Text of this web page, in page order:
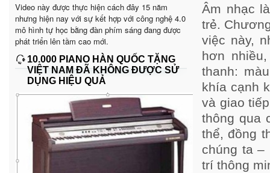
Video này được thực hiện cách đây 15 năm
nhưng hiện nay với sự kết hợp với công nghệ 4.0
mô hình tự học bằng đàn phím sáng đang được
phát triển lên tầm cao mới.
10.000 PIANO HÀN QUỐC TẶNG
VIỆT NAM ĐÃ KHÔNG ĐƯỢC SỬ
DỤNG HIỆU QUẢ
Âm nhạc
trẻ.
việc này,
hơn
thanh:
khía cạnh
và giao
thông qua
thể, đồng
chúng ta
trí thông